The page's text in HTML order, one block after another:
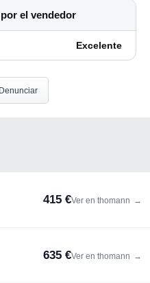
el vendedor
Excelente
Denunciar
415 €Ver en thomann →
635 €Ver en thomann →